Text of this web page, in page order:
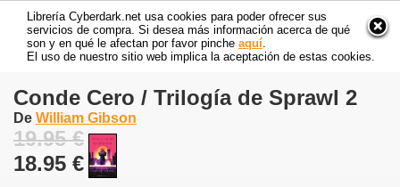
Librería Cyberdark.net usa cookies para poder ofrecer sus
servicios de compra. Si desea más información acerca de qué
son y en qué le afectan por favor pinche aquí
El uso de nuestro sitio web implica la aceptación de estas cookies.
Conde Cero / Trilogía de Sprawl 2
De William Gibson
19.95 €
18.95 €